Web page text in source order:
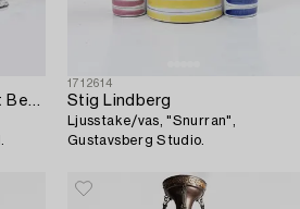
Gerda Strömberg & Knut Bergqvist,
1712614
Stig Lindberg
Ljusstake/vas, "Snurran",
Gustavsberg Studio.